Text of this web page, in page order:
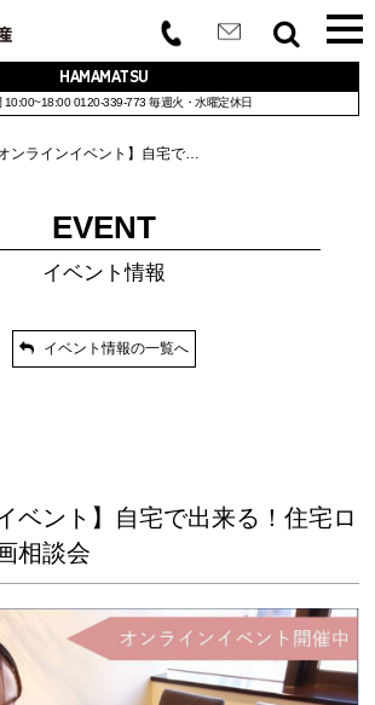
HAMAMATSU
10:00~18:00 0120-339-773 毎週火・水曜定休日
オンラインイベント】自宅で…
EVENT
イベント情報
イベント情報の一覧へ
ベント】自宅で出来る！住宅ロ
相談会